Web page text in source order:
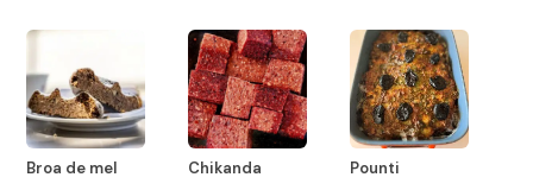
Broa de mel Chikanda Pounti